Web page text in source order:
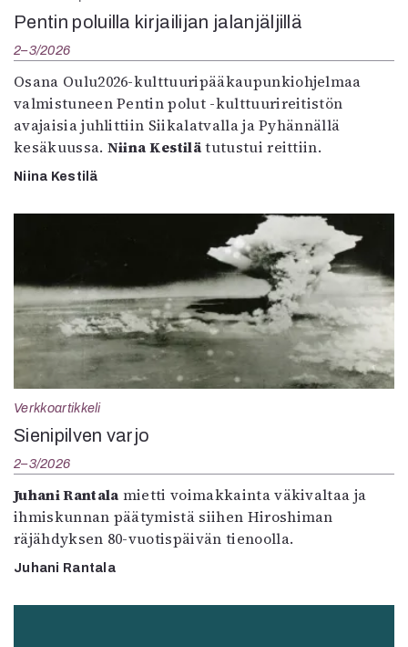
Pentin poluilla kirjailijan jalanjäljillä
2–3/2026
Osana Oulu2026-kulttuuripääkaupunkiohjelmaa
valmistuneen Pentin polut -kulttuurireitistön
avajaisia juhlittiin Siikalatvalla ja Pyhännällä
kesäkuussa. Niina Kestilätutustui reittiin.
Niina Kestilä
Verkkoartikkeli
Sienipilven varjo
2–3/2026
Juhani Rantala mietti voimakkainta väkivaltaa ja
ihmiskunnan päätymistä siihen Hiroshiman
räjähdyksen 80-vuotispäivän tienoolla.
Juhani Rantala